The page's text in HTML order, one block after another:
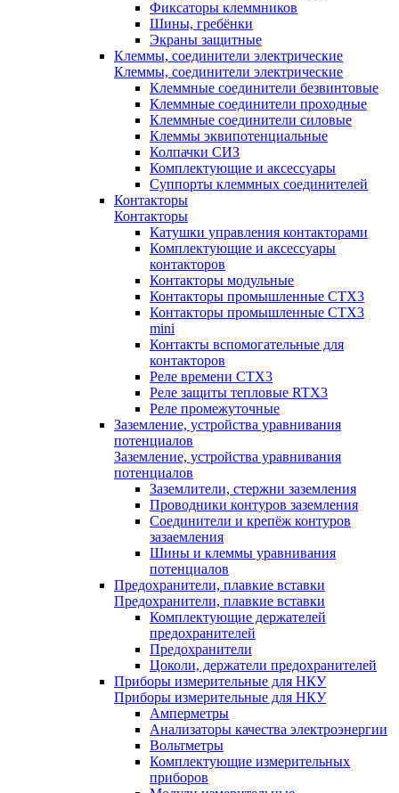
Фиксаторы клеммников
Шины, гребёнки
Экраны защитные
Клеммы, соединители электрические
Клеммы, соединители электрические
Клеммные соединители безвинтовые
Клеммные соединители проходные
Клеммные соединители силовые
Клеммы эквипотенциальные
Колпачки СИЗ
Комплектующие и аксессуары
Суппорты клеммных соединителей
Контакторы
Контакторы
Катушки управления контакторами
Комплектующие и аксессуары
контакторов
Контакторы модульные
Контакторы промышленные CTX3
Контакторы промышленные CTX3
mini
Контакты вспомогательные для
контакторов
Реле времени CTX3
Реле защиты тепловые RTX3
Реле промежуточные
Заземление, устройства уравнивания
потенциалов
Заземление, устройства уравнивания
потенциалов
Заземлители, стержни заземления
Проводники контуров заземления
Соединители и крепёж контуров
зазаемления
Шины и клеммы уравнивания
потенциалов
Предохранители, плавкие вставки
Предохранители, плавкие вставки
Комплектующие держателей
предохранителей
Предохранители
Цоколи, держатели предохранителей
Приборы измерительные для НКУ
Приборы измерительные для НКУ
Амперметры
Анализаторы качества электроэнергии
Вольтметры
Комплектующие измерительных
приборов